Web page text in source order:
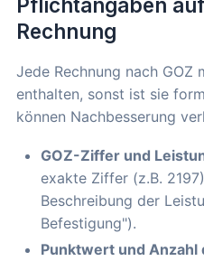
Rechnung
Jede Rechnung nach GOZ
enthalten, sonst ist sie
können Nachbesserung
GOZ-Ziffer und
exakte Ziffer (z.B.
Beschreibung der
Befestigung").
Punktwert und Anzahl